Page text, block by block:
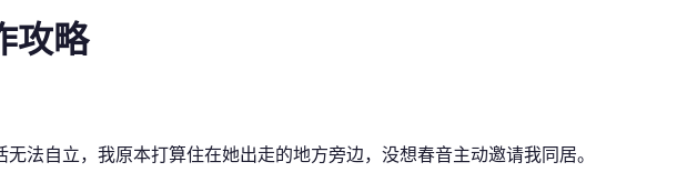
攻略
无法自立，我原本打算住在她出走的地方旁边，没想春音主动邀请我同居。